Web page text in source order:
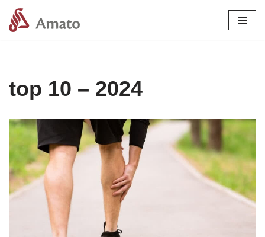
Pular
top 10 – 2024